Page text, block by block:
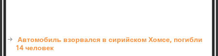
Автомобиль взорвался в сирийском Хомсе, погибли
14 человек